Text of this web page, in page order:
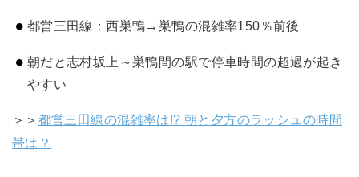
都営三田線：西巣鴨→巣鴨の混雑率150％前後
朝だと志村坂上～巣鴨間の駅で停車時間の超過が起き
やすい
＞＞ 都営三田線の混雑率は!? 朝と夕方のラッシュの時間
帯は？